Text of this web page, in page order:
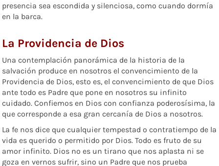
presencia sea escondida y silenciosa, como cuando dormía
en la barca.
La Providencia de Dios
Una contemplación panorámica de la historia de la
salvación produce en nosotros el convencimiento de la
Providencia de Dios, esto es, el convencimiento de que Dios
ante todo es Padre que pone en nosotros su infinito
cuidado. Confiemos en Dios con confianza poderosísima, la
que corresponde a esa gran cercanía de Dios a nosotros.
La fe nos dice que cualquier tempestad o contratiempo de la
vida es querido o permitido por Dios. Todo es fruto de su
amor infinito. Dios no es un tirano que nos aplasta ni se
goza en vernos sufrir, sino un Padre que nos prueba